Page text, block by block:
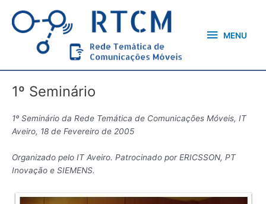
content
MENU
1º Seminário
1º Seminário da Rede Temática de Comunicações Móveis, IT
Aveiro, 18 de Fevereiro de 2005
Organizado pelo IT Aveiro. Patrocinado por ERICSSON, PT
Inovação e SIEMENS.